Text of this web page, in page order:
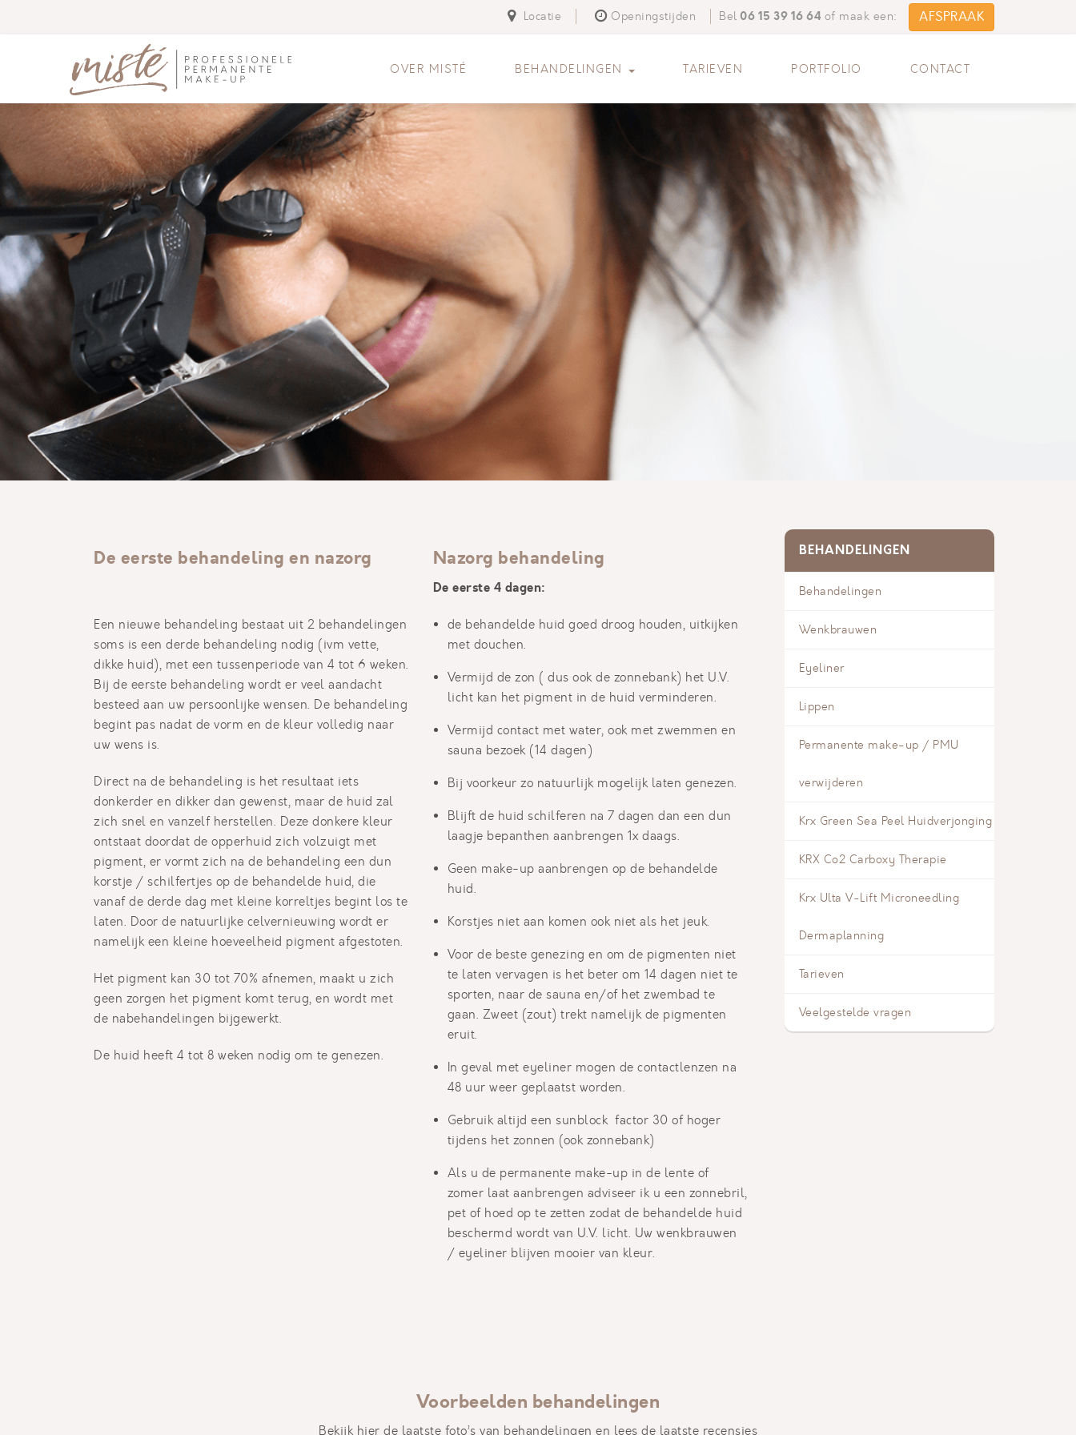
Locatie Openingstijden Bel 06 15 39 16 64 of maak een: AFSPRAAK
OVER MISTÉ BEHANDELINGEN TARIEVEN PORTFOLIO CONTACT
De eerste behandeling en nazorg
Een nieuwe behandeling bestaat uit 2 behandelingen
soms is een derde behandeling nodig (ivm vette,
dikke huid), met een tussenperiode van 4 tot 6 weken.
Bij de eerste behandeling wordt er veel aandacht
besteed aan uw persoonlijke wensen. De behandeling
begint pas nadat de vorm en de kleur volledig naar
uw wens is.
Direct na de behandeling is het resultaat iets
donkerder en dikker dan gewenst, maar de huid zal
zich snel en vanzelf herstellen. Deze donkere kleur
ontstaat doordat de opperhuid zich volzuigt met
pigment, er vormt zich na de behandeling een dun
korstje / schilfertjes op de behandelde huid, die
vanaf de derde dag met kleine korreltjes begint los te
laten. Door de natuurlijke celvernieuwing wordt er
namelijk een kleine hoeveelheid pigment afgestoten.
Het pigment kan 30 tot 70% afnemen, maakt u zich
geen zorgen het pigment komt terug, en wordt met
de nabehandelingen bijgewerkt.
De huid heeft 4 tot 8 weken nodig om te genezen.
Nazorg behandeling
De eerste 4 dagen:
de behandelde huid goed droog houden, uitkijken
met douchen.
Vermijd de zon ( dus ook de zonnebank) het U.V.
licht kan het pigment in de huid verminderen.
Vermijd contact met water, ook met zwemmen en
sauna bezoek (14 dagen)
Bij voorkeur zo natuurlijk mogelijk laten genezen.
Blijft de huid schilferen na 7 dagen dan een dun
laagje bepanthen aanbrengen 1x daags.
Geen make-up aanbrengen op de behandelde
huid.
Korstjes niet aan komen ook niet als het jeuk.
Voor de beste genezing en om de pigmenten niet
te laten vervagen is het beter om 14 dagen niet te
sporten, naar de sauna en/of het zwembad te
gaan. Zweet (zout) trekt namelijk de pigmenten
eruit.
In geval met eyeliner mogen de contactlenzen na
48 uur weer geplaatst worden.
Gebruik altijd een sunblock factor 30 of hoger
tijdens het zonnen (ook zonnebank)
Als u de permanente make-up in de lente of
zomer laat aanbrengen adviseer ik u een zonnebril,
pet of hoed op te zetten zodat de behandelde huid
beschermd wordt van U.V. licht. Uw wenkbrauwen
/ eyeliner blijven mooier van kleur.
BEHANDELINGEN
Behandelingen
Wenkbrauwen
Eyeliner
Lippen
Permanente make-up / PMU
verwijderen
Krx Green Sea Peel Huidverjonging
KRX Co2 Carboxy Therapie
Krx Ulta V-Lift Microneedling
Dermaplanning
Tarieven
Veelgestelde vragen
Voorbeelden behandelingen
Bekijk hier de laatste foto’s van behandelingen en lees de laatste recensies